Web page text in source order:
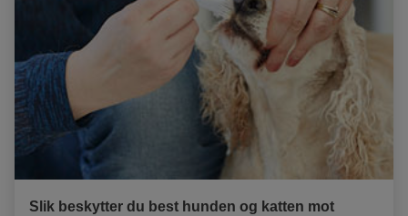
Slik beskytter du best hunden og katten mot